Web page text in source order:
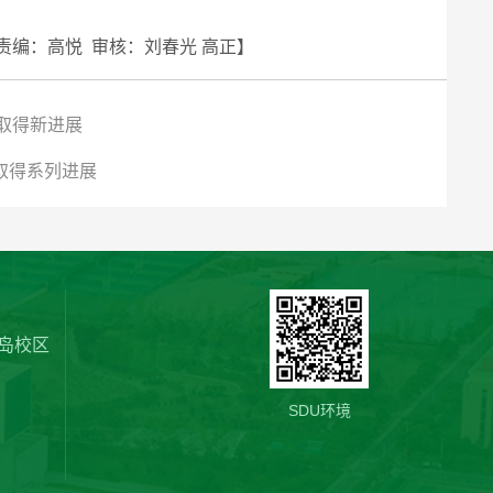
：高悦 审核：刘春光 高正】
得新进展
得系列进展
校区
SDU环境